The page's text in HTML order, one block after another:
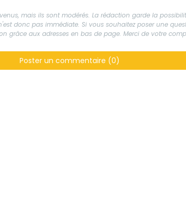
mais ils sont modérés. La rédaction garde la
donc pas immédiate. Si vous souhaitez poser une
grâce aux adresses en bas de page. Merci de votre
Poster un commentaire (0)